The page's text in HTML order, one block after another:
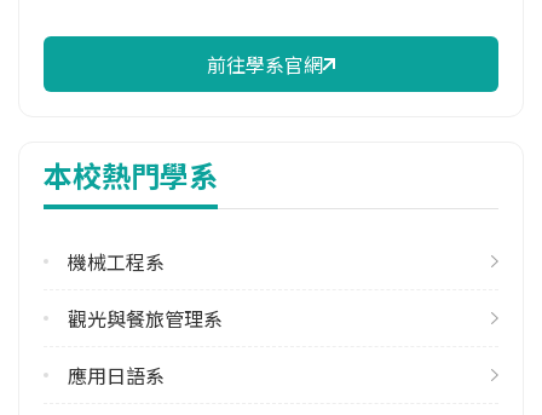
113學年度上學期
學系電話
(04)24961100 #4399
學系地址
前往學系官網
本校熱門學系
機械工程系
觀光與餐旅管理系
應用日語系